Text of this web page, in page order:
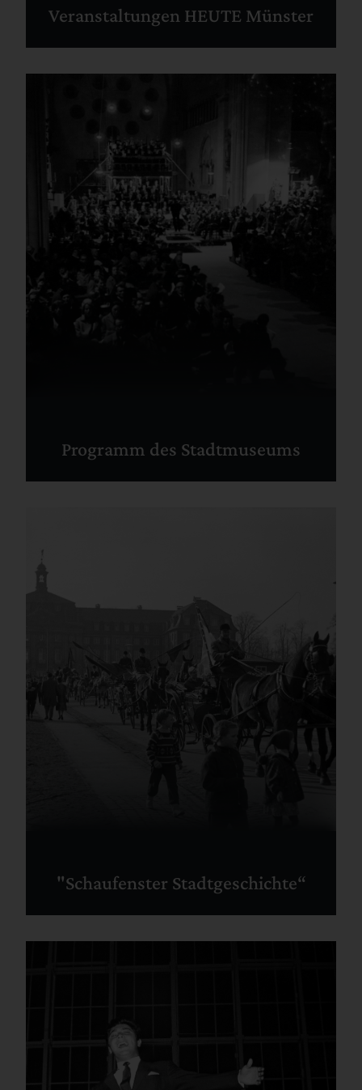
Veranstaltungen HEUTE Münster
Programm des Stadtmuseums
"Schaufenster Stadtgeschichte“